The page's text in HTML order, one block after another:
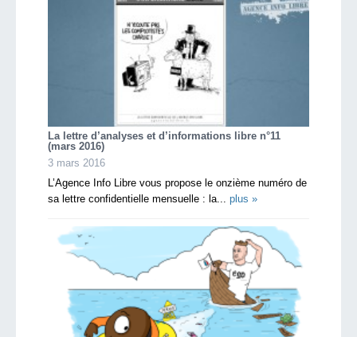
La lettre d’analyses et d’informations libre n°11
(mars 2016)
3 mars 2016
L’Agence Info Libre vous propose le onzième numéro de
sa lettre confidentielle mensuelle : la... plus »